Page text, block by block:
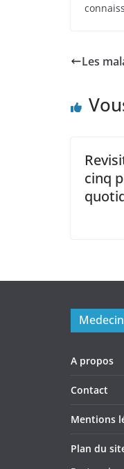
Les
cinq
A propos
Contact
Mentions
Plan du